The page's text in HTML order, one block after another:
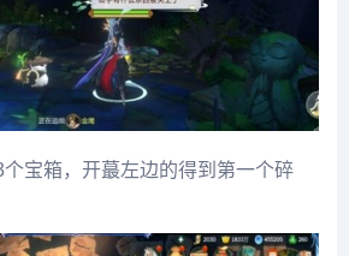
宝箱，开蕞左边的得到第一个碎